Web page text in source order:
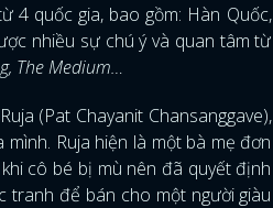
4 quốc gia, bao gồm: Hàn Quốc,
nhiều sự chú ý và quan tâm từ
The Medium…
(Pat Chayanit Chansanggave),
Ruja hiện là một bà mẹ đơn
cô bé bị mù nên đã quyết định
tranh để bán cho một người giàu